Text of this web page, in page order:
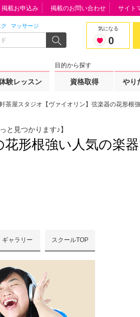
マッサージ 気になる
0
験レッスン
目的から探す
資格取得 やり
掲載お申込み 掲載のお問い合わせ サイト
茶屋スタジオ【ヴァイオリン】弦楽器の花形根
と見つかります♪】
花形根強い人気の楽
ギャラリー スクールTOP